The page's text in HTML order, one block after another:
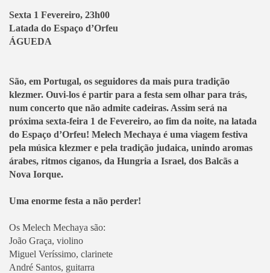
Sexta 1 Fevereiro, 23h00
Latada do Espaço d’Orfeu
ÁGUEDA
São, em Portugal, os seguidores da mais pura tradição
klezmer. Ouvi-los é partir para a festa sem olhar para trás,
num concerto que não admite cadeiras. Assim será na
próxima sexta-feira 1 de Fevereiro, ao fim da noite, na latada
do Espaço d’Orfeu! Melech Mechaya é uma viagem festiva
pela música klezmer e pela tradição judaica, unindo aromas
árabes, ritmos ciganos, da Hungria a Israel, dos Balcãs a
Nova Iorque.
Uma enorme festa a não perder!
Os Melech Mechaya são:
João Graça, violino
Miguel Veríssimo, clarinete
André Santos, guitarra